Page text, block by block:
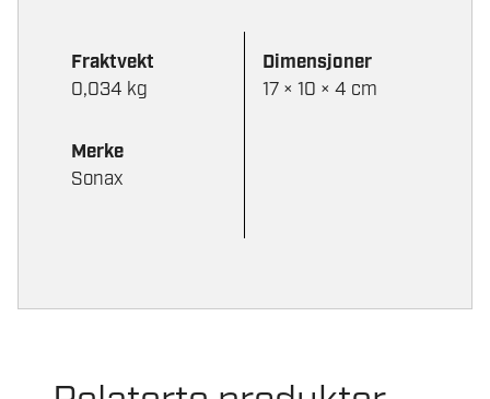
Fraktvekt
0,034 kg
Dimensjoner
17 × 10 × 4 cm
Merke
Sonax